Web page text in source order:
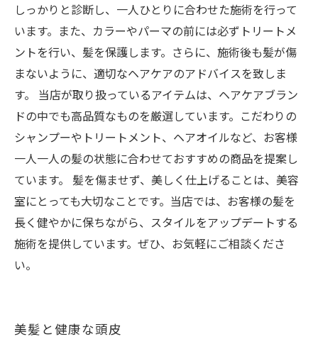
しっかりと診断し、一人ひとりに合わせた施術を行って
います。また、カラーやパーマの前には必ずトリートメ
ントを行い、髪を保護します。さらに、施術後も髪が傷
まないように、適切なヘアケアのアドバイスを致しま
す。 当店が取り扱っているアイテムは、ヘアケアブラン
ドの中でも高品質なものを厳選しています。こだわりの
シャンプーやトリートメント、ヘアオイルなど、お客様
一人一人の髪の状態に合わせておすすめの商品を提案し
ています。 髪を傷ませず、美しく仕上げることは、美容
室にとっても大切なことです。当店では、お客様の髪を
長く健やかに保ちながら、スタイルをアップデートする
施術を提供しています。ぜひ、お気軽にご相談くださ
い。
美髪と健康な頭皮